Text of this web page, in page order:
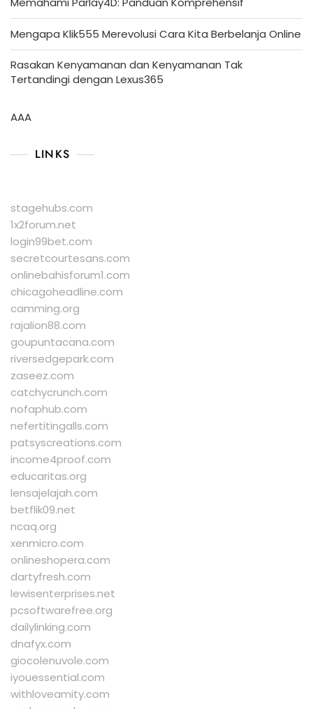
Mengapa Klik555 Merevolusi Cara Kita Berbelanja Online
Rasakan Kenyamanan dan Kenyamanan Tak
Tertandingi dengan Lexus365
AAA
LINKS
stagehubs.com
1x2forum.net
login99bet.com
secretcourtesans.com
onlinebahisforum1.com
chicagoheadline.com
camming.org
rajalion88.com
goupuntacana.com
riversedgepark.com
zaseez.com
catchycrunch.com
nofaphub.com
nefertitingalls.com
patsyscreations.com
income4proof.com
educaritas.org
lensajelajah.com
betflik09.net
ncaq.org
xenmicro.com
onlineshopera.com
dartyfresh.com
lewisenterprises.net
pcsoftwarefree.org
dailylinking.com
dnafyx.com
giocolenuvole.com
iyouessential.com
withloveamity.com